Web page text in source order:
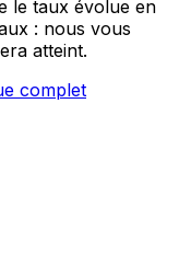
le taux évolue en
: nous vous
atteint.
complet